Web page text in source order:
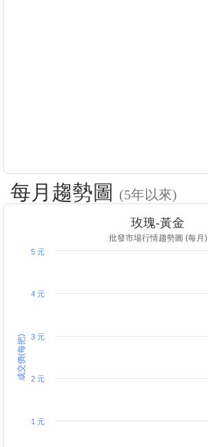
每月趨勢圖 (5年以來)
成交價(每把)
玫瑰-黃金
批發市場行情趨勢圖 (每月)
1 元
2 元
3 元
4 元
5 元